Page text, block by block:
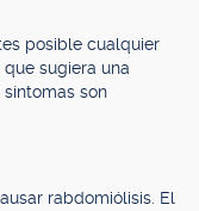
posible cualquier
sugiera una
son
rabdomiólisis. El